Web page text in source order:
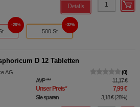
Details
28%
500 St
32%
D 12 Tabletten
AG
0
AVP*** 11,17 €
Unser Preis* 7,99 €
Sie sparen 3,18 €(28%)